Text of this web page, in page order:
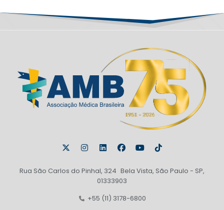
Rua São Carlos do Pinhal, 324 Bela Vista, São Paulo - SP,
01333903
+55 (11) 3178-6800